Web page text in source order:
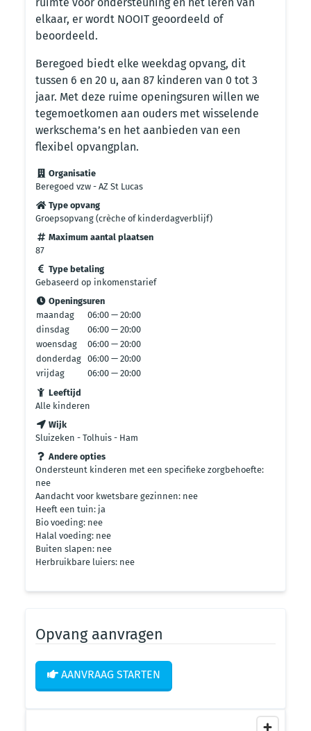
elkaar, er wordt NOOIT geoordeeld of
beoordeeld.
Beregoed biedt elke weekdag opvang, dit
tussen 6 en 20 u, aan 87 kinderen van 0 tot 3
jaar. Met deze ruime openingsuren willen we
tegemoetkomen aan ouders met wisselende
werkschema’s en het aanbieden van een
flexibel opvangplan.
Organisatie
Beregoed vzw - AZ St Lucas
Type opvang
Groepsopvang (crèche of kinderdagverblijf)
Maximum aantal plaatsen
87
Type betaling
Gebaseerd op inkomenstarief
Openingsuren
maandag
06:00 — 20:00
dinsdag
06:00 — 20:00
woensdag
06:00 — 20:00
donderdag 06:00 — 20:00
vrijdag
06:00 — 20:00
Leeftijd
Alle kinderen
Wijk
Sluizeken - Tolhuis - Ham
Andere opties
Ondersteunt kinderen met een specifieke zorgbehoefte:
nee
Aandacht voor kwetsbare gezinnen: nee
Heeft een tuin: ja
Bio voeding: nee
Halal voeding: nee
Buiten slapen: nee
Herbruikbare luiers: nee
Opvang aanvragen
AANVRAAG STARTEN